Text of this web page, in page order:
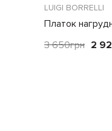
LUIGI BORRELLI
Платок
3 650грн 2